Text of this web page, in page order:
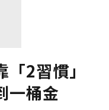
2習慣」
一桶金